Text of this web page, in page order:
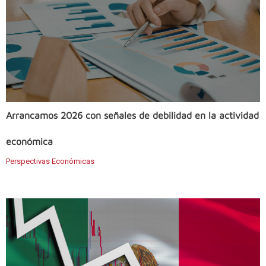
Arrancamos 2026 con señales de debilidad en la actividad
económica
Perspectivas Económicas